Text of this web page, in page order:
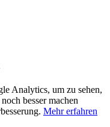
Analytics, um zu sehen,
besser machen
Mehr erfahren